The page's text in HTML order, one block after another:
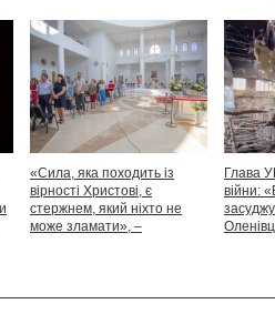
«Сила, яка походить із
вірності Христові, є
стержнем, який ніхто не
може зламати», –
Глава
війни: